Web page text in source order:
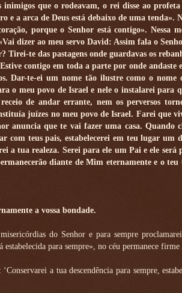
inimigos que o rodeavam, o rei disse ao
e a arca de Deus está debaixo de uma tenda».
porque o Senhor está contigo». Nessa
dizer ao meu servo David: Assim fala o
Tirei-te das pastagens onde guardavas os
contigo em toda a parte por onde andaste
Dar-te-ei um nome tão ilustre como o nome
o meu povo de Israel e nele o instalarei para
de andar errante, nem os perversos
juízes no meu povo de Israel. Farei que
anuncia que te vai fazer uma casa. Quando
com teus pais, estabelecerei em teu lugar um
a tua realeza. Serei para ele um Pai e ele
diante de Mim eternamente e o
a vossa bondade.
misericórdias do Senhor e para sempre
estabelecida para sempre», no céu permanece firme
a tua descendência para sempre,